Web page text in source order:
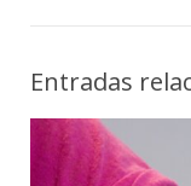
Entradas